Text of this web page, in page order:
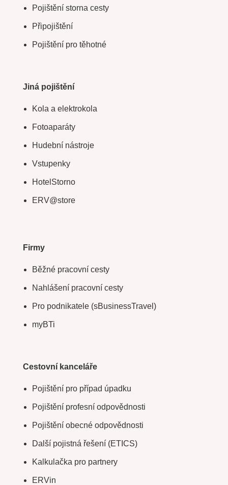
Pojištění storna cesty
Připojištění
Pojištění pro těhotné
Jiná pojištění
Kola a elektrokola
Fotoaparáty
Hudební nástroje
Vstupenky
HotelStorno
ERV@store
Firmy
Běžné pracovní cesty
Nahlášení pracovní cesty
Pro podnikatele (sBusinessTravel)
myBTi
Cestovní kanceláře
Pojištění pro případ úpadku
Pojištění profesní odpovědnosti
Pojištění obecné odpovědnosti
Další pojistná řešení (ETICS)
Kalkulačka pro partnery
ERVin